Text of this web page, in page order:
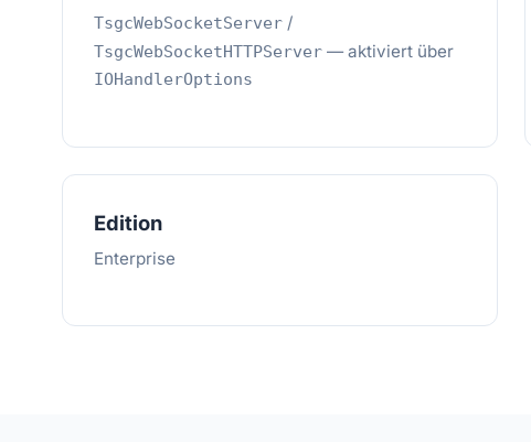
TsgcWebSocketServer /
TsgcWebSocketHTTPServer — aktiviert über
IOHandlerOptions
Edition
Enterprise